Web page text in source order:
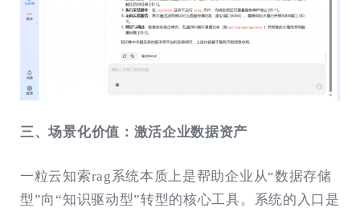
三、场景化价值：激活企业数据资产
一粒云知索rag系统本质上是帮助企业从“数据存储
型”向“知识驱动型”转型的核心工具。系统的入口是